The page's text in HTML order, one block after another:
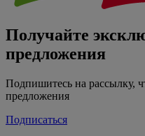
Получайте
предложения
Подпишитесь на рассылку,
предложения
Подписаться